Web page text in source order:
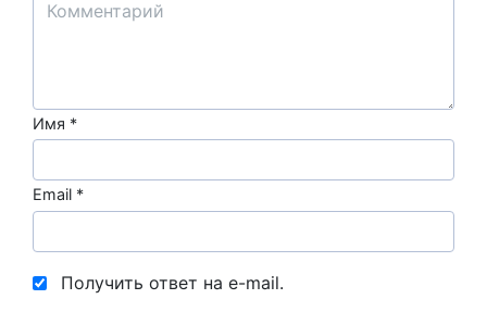
Имя *
Email *
Получить ответ на e-mail.